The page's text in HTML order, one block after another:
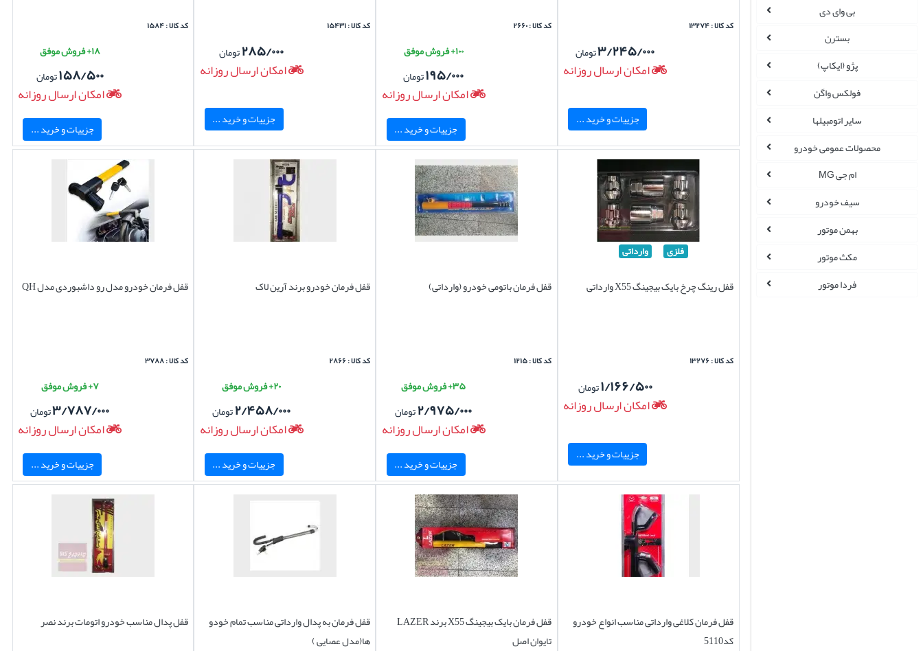
بی وای دی
بسترن
پژو (ایکاپ)
فولکس واگن
سایر اتومبیلها
محصولات عمومی خودرو
ام جی MG
سیف خودرو
بهمن موتور
مکث موتور
فردا موتور
کد کالا : ۱۳۲۷۴
۳/۲۴۵/۰۰۰تومان
امکان ارسال روزانه
جزییات و خرید ...
کد کالا : ۲۶۶۰
۱۰۰+ فروش موفق
۱۹۵/۰۰۰تومان
امکان ارسال روزانه
جزییات و خرید ...
کد کالا : ۱۵۴۳۱
۲۸۵/۰۰۰تومان
امکان ارسال روزانه
جزییات و خرید ...
کد کالا : ۱۵۸۴
۱۸+ فروش موفق
۱۵۸/۵۰۰تومان
امکان ارسال روزانه
جزییات و خرید ...
فلزی وارداتی
قفل رینگ چرخ بایک بیجینگ X55 وارداتی
کد کالا : ۱۳۲۷۶
۱/۱۶۶/۵۰۰تومان
امکان ارسال روزانه
جزییات و خرید ...
قفل فرمان باتومی خودرو (وارداتی)
کد کالا : ۱۲۱۵
۳۵+ فروش موفق
۲/۹۷۵/۰۰۰تومان
امکان ارسال روزانه
جزییات و خرید ...
قفل فرمان خودرو برند آرین لاک
کد کالا : ۲۸۶۶
۲۰+ فروش موفق
۲/۴۵۸/۰۰۰تومان
امکان ارسال روزانه
جزییات و خرید ...
قفل فرمان خودرو مدل رو داشبوردی مدل QH
کد کالا : ۳۷۸۸
۷+ فروش موفق
۳/۷۸۷/۰۰۰تومان
امکان ارسال روزانه
جزییات و خرید ...
قفل فرمان کلاغی وارداتی مناسب انواع خودرو
کد5110
قفل فرمان بایک بیجینگ X55 برند LAZER
تایوان اصل
قفل فرمان به پدال وارداتی مناسب تمام خودو
ها(مدل عصایی )
قفل پدال مناسب خودرو اتومات برند نصر